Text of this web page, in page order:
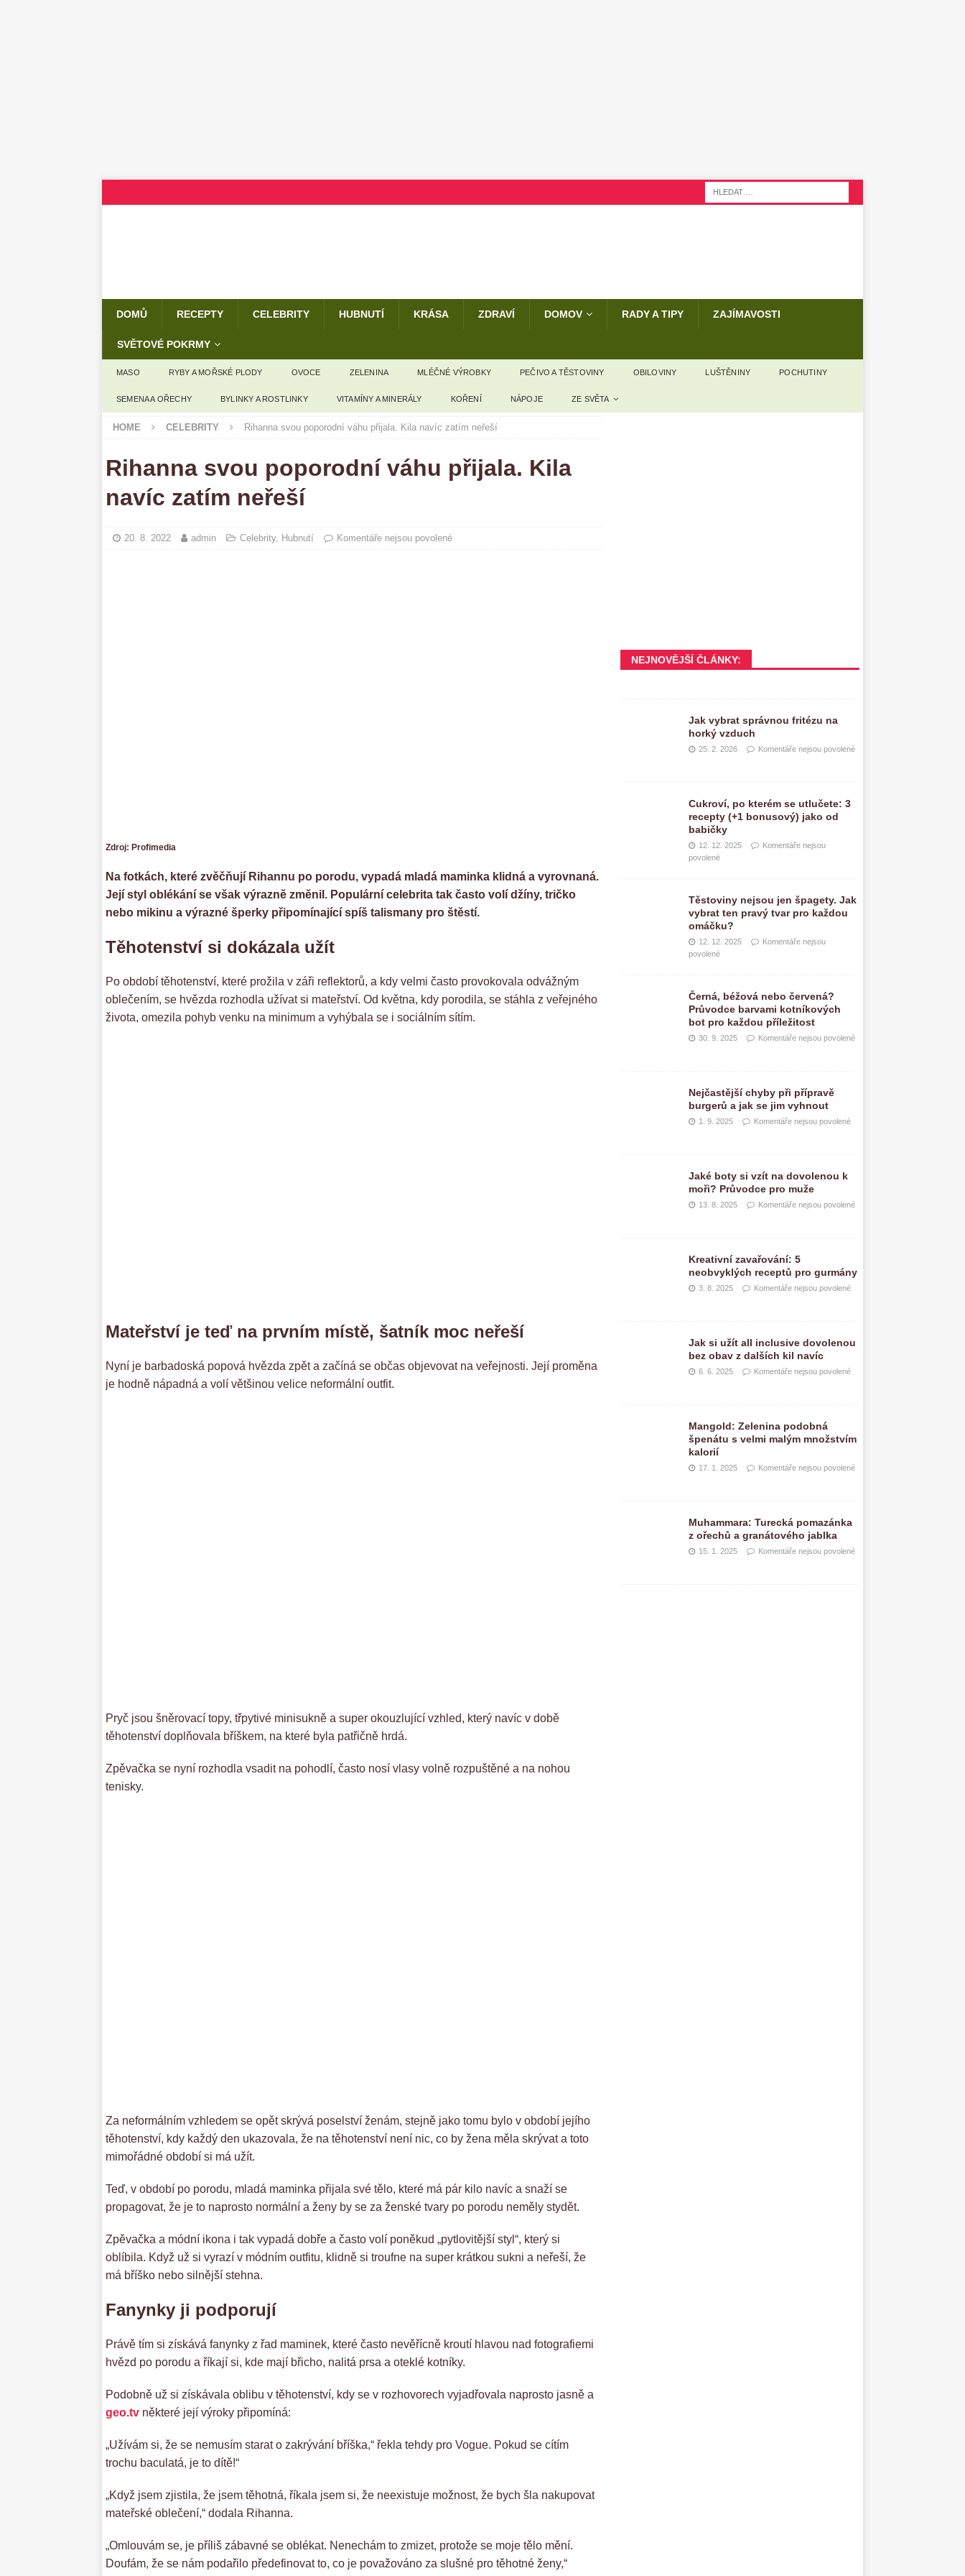
DOMŮ RECEPTY CELEBRITY HUBNUTÍ KRÁSA ZDRAVÍ DOMOV RADY A TIPY ZAJÍMAVOSTI
SVĚTOVÉ POKRMY
MASO RYBY A MOŘSKÉ PLODY OVOCE ZELENINA MLÉČNÉ VÝROBKY PEČIVO A TĚSTOVINY OBILOVINY LUŠTĚNINY POCHUTINY
SEMENA A OŘECHY BYLINKY A ROSTLINKY VITAMÍNY A MINERÁLY KOŘENÍ NÁPOJE ZE SVĚTA
HOME CELEBRITY Rihanna svou poporodní váhu přijala. Kila navíc zatím neřeší
Rihanna svou poporodní váhu přijala. Kila
navíc zatím neřeší
20. 8. 2022 admin Celebrity, Hubnutí Komentáře nejsou povolené
Zdroj: Profimedia
Na fotkách, které zvěčňují Rihannu po porodu, vypadá mladá maminka klidná a vyrovnaná.
Její styl oblékání se však výrazně změnil. Populární celebrita tak často volí džíny, tričko
nebo mikinu a výrazné šperky připomínající spíš talismany pro štěstí.
Těhotenství si dokázala užít
Po období těhotenství, které prožila v záři reflektorů, a kdy velmi často provokovala odvážným
oblečením, se hvězda rozhodla užívat si mateřství. Od května, kdy porodila, se stáhla z veřejného
života, omezila pohyb venku na minimum a vyhýbala se i sociálním sítím.
Mateřství je teď na prvním místě, šatník moc neřeší
Nyní je barbadoská popová hvězda zpět a začíná se občas objevovat na veřejnosti. Její proměna
je hodně nápadná a volí většinou velice neformální outfit.
Pryč jsou šněrovací topy, třpytivé minisukně a super okouzlující vzhled, který navíc v době
těhotenství doplňovala bříškem, na které byla patřičně hrdá.
Zpěvačka se nyní rozhodla vsadit na pohodlí, často nosí vlasy volně rozpuštěné a na nohou
tenisky.
Za neformálním vzhledem se opět skrývá poselství ženám, stejně jako tomu bylo v období jejího
těhotenství, kdy každý den ukazovala, že na těhotenství není nic, co by žena měla skrývat a toto
mimořádné období si má užít.
Teď, v období po porodu, mladá maminka přijala své tělo, které má pár kilo navíc a snaží se
propagovat, že je to naprosto normální a ženy by se za ženské tvary po porodu neměly stydět.
Zpěvačka a módní ikona i tak vypadá dobře a často volí poněkud „pytlovitější styl“, který si
oblíbila. Když už si vyrazí v módním outfitu, klidně si troufne na super krátkou sukni a neřeší, že
má bříško nebo silnější stehna.
Fanynky ji podporují
Právě tím si získává fanynky z řad maminek, které často nevěřícně kroutí hlavou nad fotografiemi
hvězd po porodu a říkají si, kde mají břicho, nalitá prsa a oteklé kotníky.
Podobně už si získávala oblibu v těhotenství, kdy se v rozhovorech vyjadřovala naprosto jasně a
geo.tv některé její výroky připomíná:
„Užívám si, že se nemusím starat o zakrývání bříška,“ řekla tehdy pro Vogue. Pokud se cítím
trochu baculatá, je to dítě!“
„Když jsem zjistila, že jsem těhotná, říkala jsem si, že neexistuje možnost, že bych šla nakupovat
mateřské oblečení,“ dodala Rihanna.
„Omlouvám se, je příliš zábavné se oblékat. Nenechám to zmizet, protože se moje tělo mění.
Doufám, že se nám podařilo předefinovat to, co je považováno za slušné pro těhotné ženy,“
NEJNOVĚJŠÍ ČLÁNKY:
Jak vybrat správnou fritézu na
horký vzduch
25. 2. 2026 Komentáře nejsou povolené
Cukroví, po kterém se utlučete: 3
recepty (+1 bonusový) jako od
babičky
12. 12. 2025
Komentáře nejsou
povolené
Těstoviny nejsou jen špagety. Jak
vybrat ten pravý tvar pro každou
omáčku?
12. 12. 2025
Komentáře nejsou
povolené
Černá, béžová nebo červená?
Průvodce barvami kotníkových
bot pro každou příležitost
30. 9. 2025 Komentáře nejsou povolené
Nejčastější chyby při přípravě
burgerů a jak se jim vyhnout
1. 9. 2025 Komentáře nejsou povolené
Jaké boty si vzít na dovolenou k
moři? Průvodce pro muže
13. 8. 2025 Komentáře nejsou povolené
Kreativní zavařování: 5
neobvyklých receptů pro gurmány
3. 8. 2025 Komentáře nejsou povolené
Jak si užít all inclusive dovolenou
bez obav z dalších kil navíc
6. 6. 2025 Komentáře nejsou povolené
Mangold: Zelenina podobná
špenátu s velmi malým množstvím
kalorií
17. 1. 2025 Komentáře nejsou povolené
Muhammara: Turecká pomazánka
z ořechů a granátového jablka
15. 1. 2025 Komentáře nejsou povolené